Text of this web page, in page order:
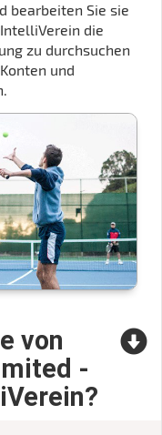
bearbeiten Sie sie
die
zu durchsuchen
und
von
-